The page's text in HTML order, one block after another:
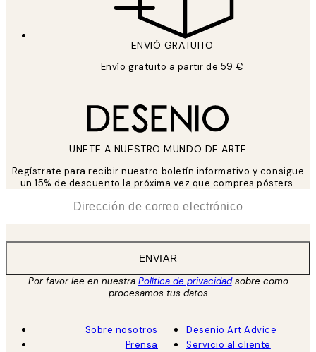
ENVIÓ GRATUITO
Envío gratuito a partir de 59 €
UNETE A NUESTRO MUNDO DE ARTE
Regístrate para recibir nuestro boletín informativo y consigue
un 15% de descuento la próxima vez que compres pósters.
ENVIAR
Por favor lee en nuestra Política de privacidadsobre como
procesamos tus datos
Sobre nosotros
Prensa
Desenio Art Advice
Servicio al cliente